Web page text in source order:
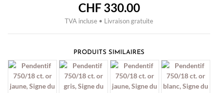
CHF330.00
TVA incluse • Livraison gratuite
PRODUITS SIMILAIRES